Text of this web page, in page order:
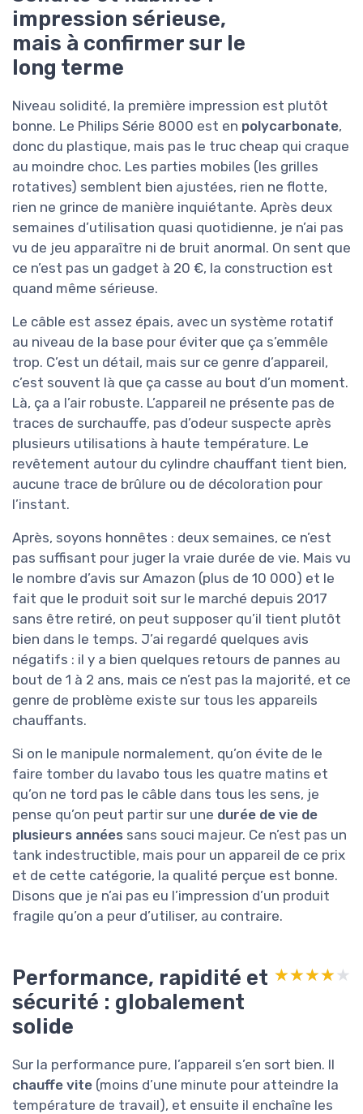
impression sérieuse,
mais à confirmer sur le
long terme
Niveau solidité, la première impression est plutôt
bonne. Le Philips Série 8000 est en polycarbonate,
donc du plastique, mais pas le truc cheap qui craque
au moindre choc. Les parties mobiles (les grilles
rotatives) semblent bien ajustées, rien ne flotte,
rien ne grince de manière inquiétante. Après deux
semaines d’utilisation quasi quotidienne, je n’ai pas
vu de jeu apparaître ni de bruit anormal. On sent que
ce n’est pas un gadget à 20 €, la construction est
quand même sérieuse.
Le câble est assez épais, avec un système rotatif
au niveau de la base pour éviter que ça s’emmêle
trop. C’est un détail, mais sur ce genre d’appareil,
c’est souvent là que ça casse au bout d’un moment.
Là, ça a l’air robuste. L’appareil ne présente pas de
traces de surchauffe, pas d’odeur suspecte après
plusieurs utilisations à haute température. Le
revêtement autour du cylindre chauffant tient bien,
aucune trace de brûlure ou de décoloration pour
l’instant.
Après, soyons honnêtes : deux semaines, ce n’est
pas suffisant pour juger la vraie durée de vie. Mais vu
le nombre d’avis sur Amazon (plus de 10 000) et le
fait que le produit soit sur le marché depuis 2017
sans être retiré, on peut supposer qu’il tient plutôt
bien dans le temps. J’ai regardé quelques avis
négatifs : il y a bien quelques retours de pannes au
bout de 1 à 2 ans, mais ce n’est pas la majorité, et ce
genre de problème existe sur tous les appareils
chauffants.
Si on le manipule normalement, qu’on évite de le
faire tomber du lavabo tous les quatre matins et
qu’on ne tord pas le câble dans tous les sens, je
pense qu’on peut partir sur une durée de vie de
plusieurs années sans souci majeur. Ce n’est pas un
tank indestructible, mais pour un appareil de ce prix
et de cette catégorie, la qualité perçue est bonne.
Disons que je n’ai pas eu l’impression d’un produit
fragile qu’on a peur d’utiliser, au contraire.
Performance, rapidité et
sécurité : globalement
solide
★★★★★
★★★★★
Sur la performance pure, l’appareil s’en sort bien. Il
chauffe vite (moins d’une minute pour atteindre la
température de travail), et ensuite il enchaîne les